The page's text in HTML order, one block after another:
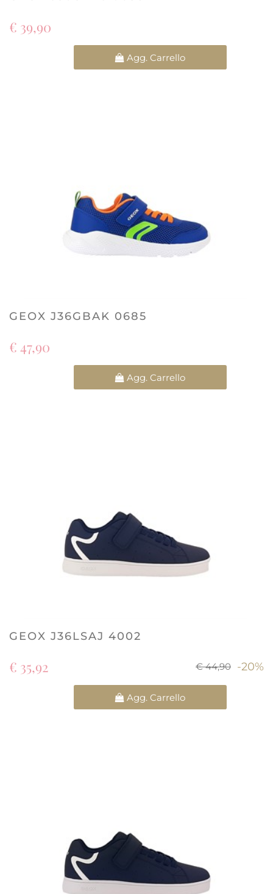
€ 39,90
Agg. Carrello
GEOX J36GBAK 0685
€ 47,90
Agg. Carrello
GEOX J36LSAJ 4002
€ 44,90 -20%
€ 35,92
Agg. Carrello